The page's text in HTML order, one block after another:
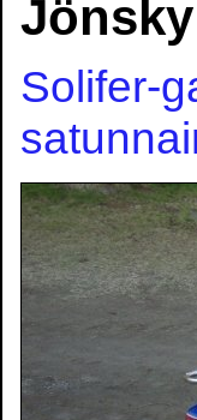
Jönsky
Solifer-